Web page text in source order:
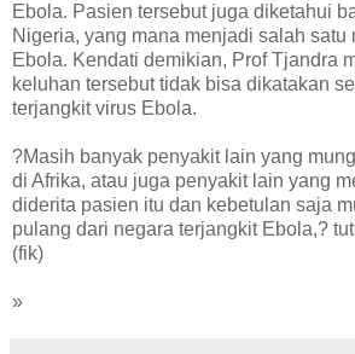
Ebola. Pasien tersebut juga diketahui
Nigeria, yang mana menjadi salah satu
Ebola. Kendati demikian, Prof Tjandra
keluhan tersebut tidak bisa dikatakan
terjangkit virus Ebola.
?Masih banyak penyakit lain yang
di Afrika, atau juga penyakit lain yang
diderita pasien itu dan kebetulan saja
pulang dari negara terjangkit Ebola,?
(fik)
»